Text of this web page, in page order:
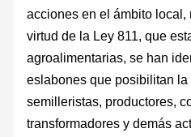
acciones en el ámbito
virtud de la Ley 811, que
agroalimentarias, se han
eslabones que posibilitan
semilleristas, productores,
transformadores y demás